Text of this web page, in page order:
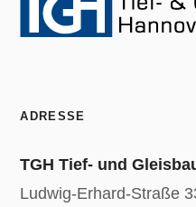
ADRESSE
TGH Tief- und
Ludwig-Erhard-Straße